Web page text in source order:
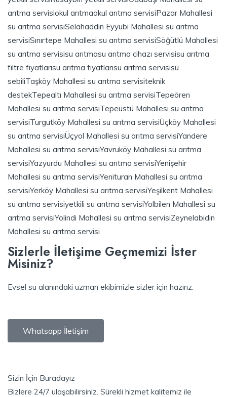
arıtma servisiokul arıtmaokul arıtma servisiPazar Mahallesi
su arıtma servisiSelahaddin Eyyubi Mahallesi su arıtma
servisiSınırtepe Mahallesi su arıtma servisiSöğütlü Mahallesi
su arıtma servisisu arıtmasu arıtma cihazı servisisu arıtma
filtre fiyatlarısu arıtma fiyatlarısu arıtma servisisu
sebiliTaşköy Mahallesi su arıtma servisiteknik
destekTepealtı Mahallesi su arıtma servisiTepeören
Mahallesi su arıtma servisiTepeüstü Mahallesi su arıtma
servisiTurgutköy Mahallesi su arıtma servisiÜçköy Mahallesi
su arıtma servisiÜçyol Mahallesi su arıtma servisiYandere
Mahallesi su arıtma servisiYavruköy Mahallesi su arıtma
servisiYazyurdu Mahallesi su arıtma servisiYenişehir
Mahallesi su arıtma servisiYenituran Mahallesi su arıtma
servisiYerköy Mahallesi su arıtma servisiYeşilkent Mahallesi
su arıtma servisiyetkili su arıtma servisiYolbilen Mahallesi su
arıtma servisiYolindi Mahallesi su arıtma servisiZeynelabidin
Mahallesi su arıtma servisi
Sizlerle İletişime Geçmemizi İster
Misiniz?
Evsel su alanındaki uzman ekibimizle sizler için hazırız.
Whatsapp İletişim
Sizin İçin Buradayız
Bizlere 24/7 ulaşabilirsiniz. Sürekli hizmet kalitemiz ile